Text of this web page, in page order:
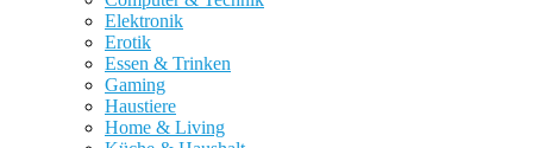
Elektronik
Erotik
Essen & Trinken
Gaming
Haustiere
Home & Living